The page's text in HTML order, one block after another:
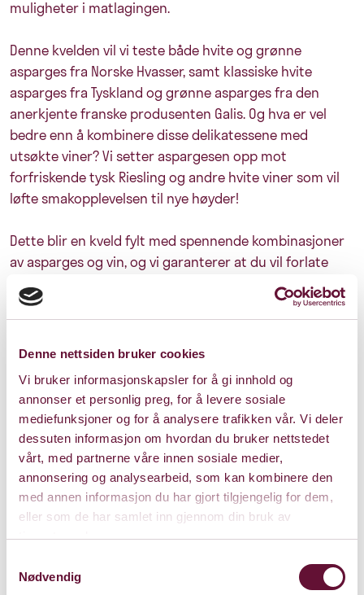
Denne nettsiden bruker cookies
Vi bruker informasjonskapsler for å gi innhold og
annonser et personlig preg, for å levere sosiale
mediefunksjoner og for å analysere trafikken vår. Vi deler
dessuten informasjon om hvordan du bruker nettstedet
vårt, med partnerne våre innen sosiale medier,
annonsering og analysearbeid, som kan kombinere den
med annen informasjon du har gjort tilgjengelig for dem,
eller som de har samlet inn gjennom din bruk av
tjenestene deres.
Nødvendig
muligheter i matlagingen.
Denne kvelden vil vi teste både hvite og grønne
asparges fra Norske Hvasser, samt klassiske hvite
asparges fra Tyskland og grønne asparges fra den
anerkjente franske produsenten Galis. Og hva er vel
bedre enn å kombinere disse delikatessene med
utsøkte viner? Vi setter aspargesen opp mot
forfriskende tysk Riesling og andre hvite viner som vil
løfte smakopplevelsen til nye høyder!
Dette blir en kveld fylt med spennende kombinasjoner
av asparges og vin, og vi garanterer at du vil forlate
bordet både mett og begeistret.
Husk, plasser er begrenset til kun 40, så vær tidlig ute
for å sikre deg en plass til denne smakfulle opplevelsen!
Pris: 0 - 960
Varighet: 2 t u/pause
Torsdag 15. mai 2025